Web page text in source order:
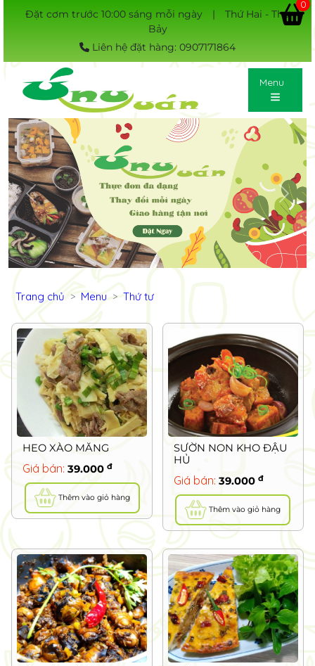
Đặt cơm trước 10:00 sáng mỗi ngày |
Thứ Hai - Thứ
Bảy
Liên hệ đặt hàng: 0907171864
Menu
0
Previous Next
Trang chủ Menu Thứ tư
HEO XÀO MĂNG
Giá bán:39.000 đ
Thêm vào giỏ hàng
SƯỜN NON KHO ĐẬU
HỦ
Giá bán:39.000 đ
Thêm vào giỏ hàng